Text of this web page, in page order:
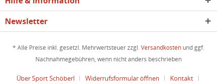
Newsletter
* Alle Preise inkl. gesetzl. Mehrwertsteuer zzgl. Versandkosten und ggf.
Nachnahmegebühren, wenn nicht anders beschrieben
Über Sport Schöberl Widerrufsformular öffnen Kontakt